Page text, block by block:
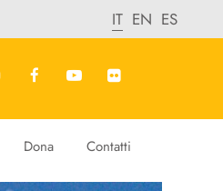
IT EN ES
Dona Contatti